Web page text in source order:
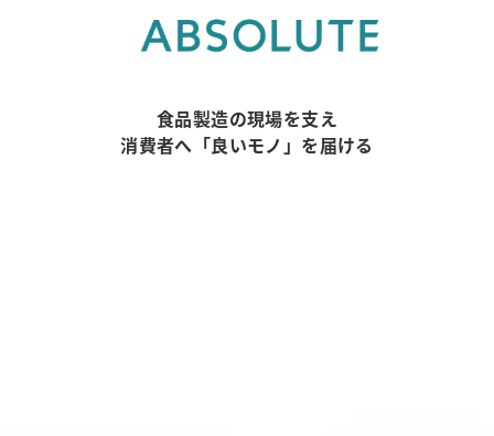
食品製造の現場を支え
消費者へ「良いモノ」を届ける